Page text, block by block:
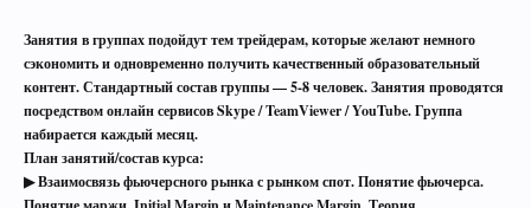
Занятия в группах подойдут тем трейдерам, которые желают немного
сэкономить и одновременно получить качественный образовательный
контент. Стандартный состав группы — 5-8 человек. Занятия проводятся
посредством онлайн сервисов Skype / TeamViewer / YouTube. Группа
набирается каждый месяц.
План занятий/состав курса:
▶ Взаимосвязь фьючерсного рынка с рынком спот. Понятие фьючерса.